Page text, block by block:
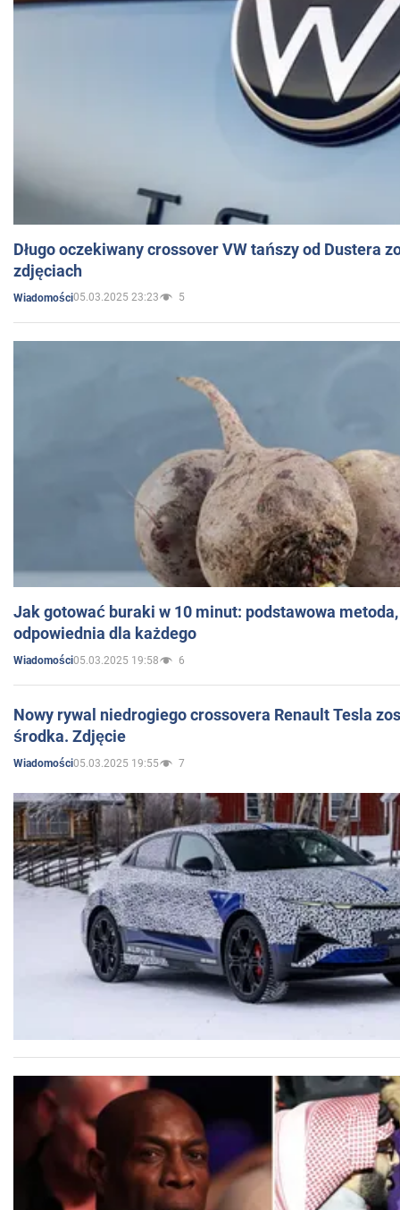
Długo oczekiwany crossover VW tańszy od Dustera
zdjęciach
Wiadomości05.03.2025 23:23 5
Jak gotować buraki w 10 minut: podstawowa
odpowiednia dla każdego
Wiadomości05.03.2025 19:58 6
Nowy rywal niedrogiego crossovera Renault Tesla
środka. Zdjęcie
Wiadomości05.03.2025 19:55 7